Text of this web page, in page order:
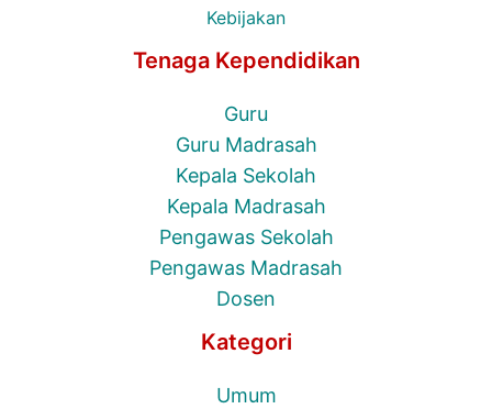
Kebijakan
Tenaga Kependidikan
Guru
Guru Madrasah
Kepala Sekolah
Kepala Madrasah
Pengawas Sekolah
Pengawas Madrasah
Dosen
Kategori
Umum